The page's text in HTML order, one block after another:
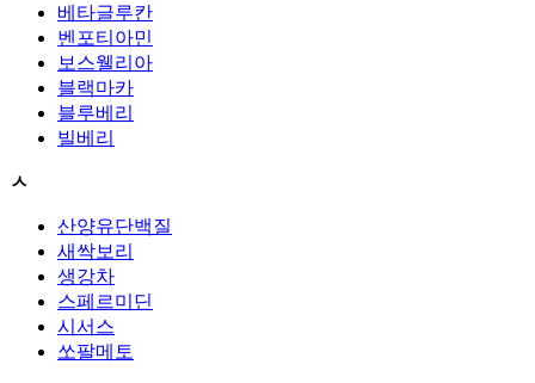
베타글루칸
벤포티아민
보스웰리아
블랙마카
블루베리
빌베리
ㅅ
산양유단백질
새싹보리
생강차
스페르미딘
시서스
쏘팔메토